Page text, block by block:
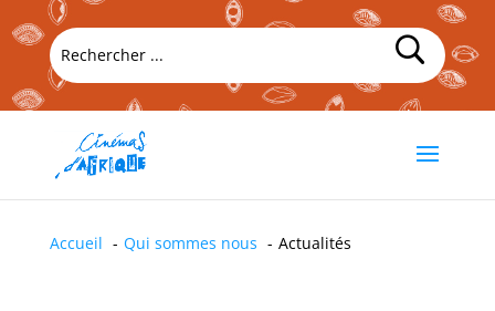
Accueil Qui sommes nous Actualités